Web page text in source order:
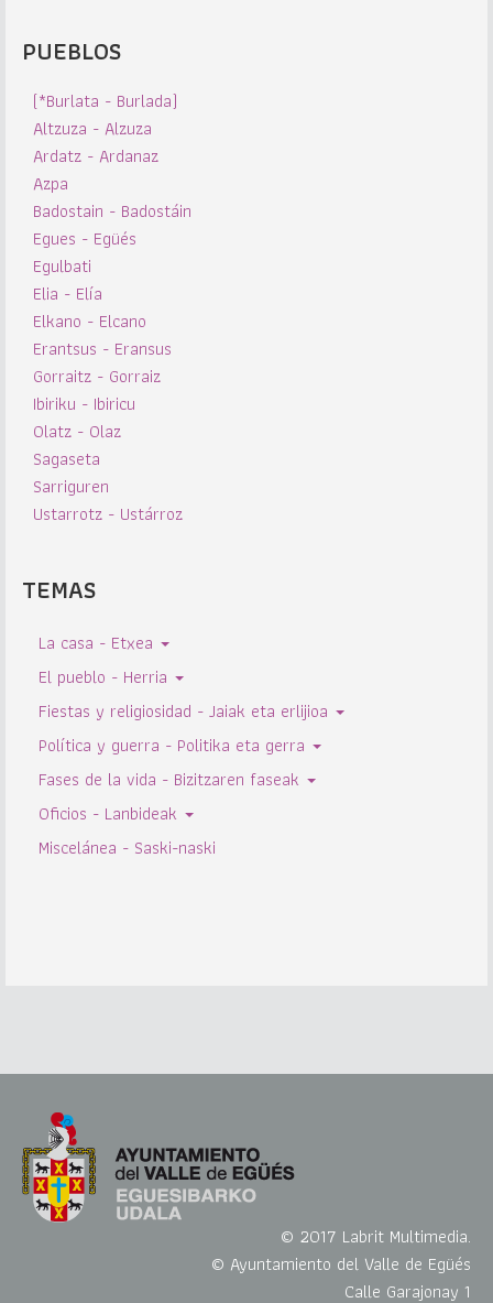
PUEBLOS
(*Burlata - Burlada)
Altzuza - Alzuza
Ardatz - Ardanaz
Azpa
Badostain - Badostáin
Egues - Egüés
Egulbati
Elia - Elía
Elkano - Elcano
Erantsus - Eransus
Gorraitz - Gorraiz
Ibiriku - Ibiricu
Olatz - Olaz
Sagaseta
Sarriguren
Ustarrotz - Ustárroz
TEMAS
La casa - Etxea
El pueblo - Herria
Fiestas y religiosidad - Jaiak eta erlijioa
Política y guerra - Politika eta gerra
Fases de la vida - Bizitzaren faseak
Oficios - Lanbideak
Miscelánea - Saski-naski
© 2017 Labrit Multimedia.
© Ayuntamiento del Valle de Egüés
Calle Garajonay 1